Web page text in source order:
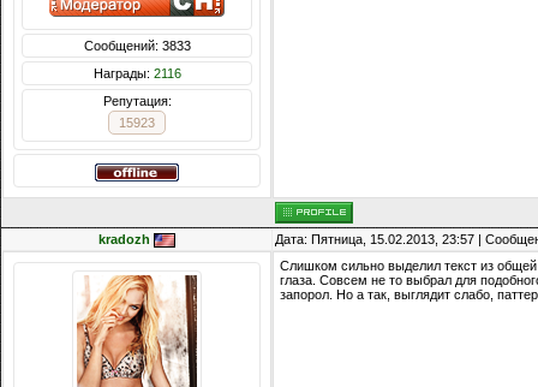
Сообщений: 3833
Награды: 2116
Репутация:
15923
kradozh Дата: Пятница, 15.02.2013, 23:57 |
Слишком сильно выделил текст из общей
глаза. Совсем не то выбрал для
запорол. Но а так, выглядит слабо,